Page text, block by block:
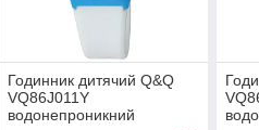
Годинник дитячий Q&Q
VQ86J011Y
водонепроникний